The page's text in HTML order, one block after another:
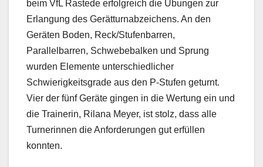
beim VfL Rastede erfolgreich die Übungen zur
Erlangung des Gerätturnabzeichens. An den
Geräten Boden, Reck/Stufenbarren,
Parallelbarren, Schwebebalken und Sprung
wurden Elemente unterschiedlicher
Schwierigkeitsgrade aus den P-Stufen geturnt.
Vier der fünf Geräte gingen in die Wertung ein und
die Trainerin, Rilana Meyer, ist stolz, dass alle
Turnerinnen die Anforderungen gut erfüllen
konnten.